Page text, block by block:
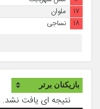
۱۷
ملوان
۱۸
نساجی
نتیجه ای یافت نشد.